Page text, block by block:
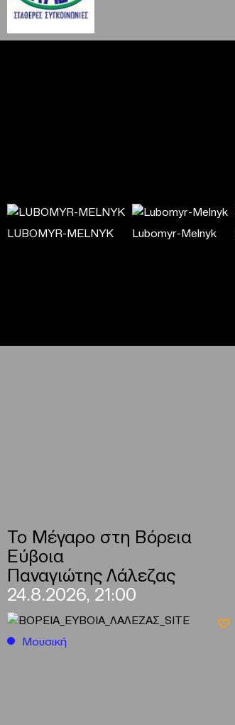
LUBOMYR-MELNYK Lubomyr-Melnyk
Το Μέγαρο στη Βόρεια
Εύβοια
Παναγιώτης Λάλεζας
24.8.2026, 21:00
Μουσική